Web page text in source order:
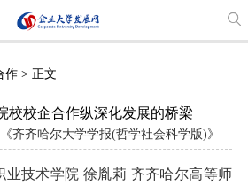
作> 正文
校校企合作纵深化发展的桥梁
齐齐哈尔大学学报(哲学社会科学版)》
业技术学院 徐胤莉 齐齐哈尔高等师